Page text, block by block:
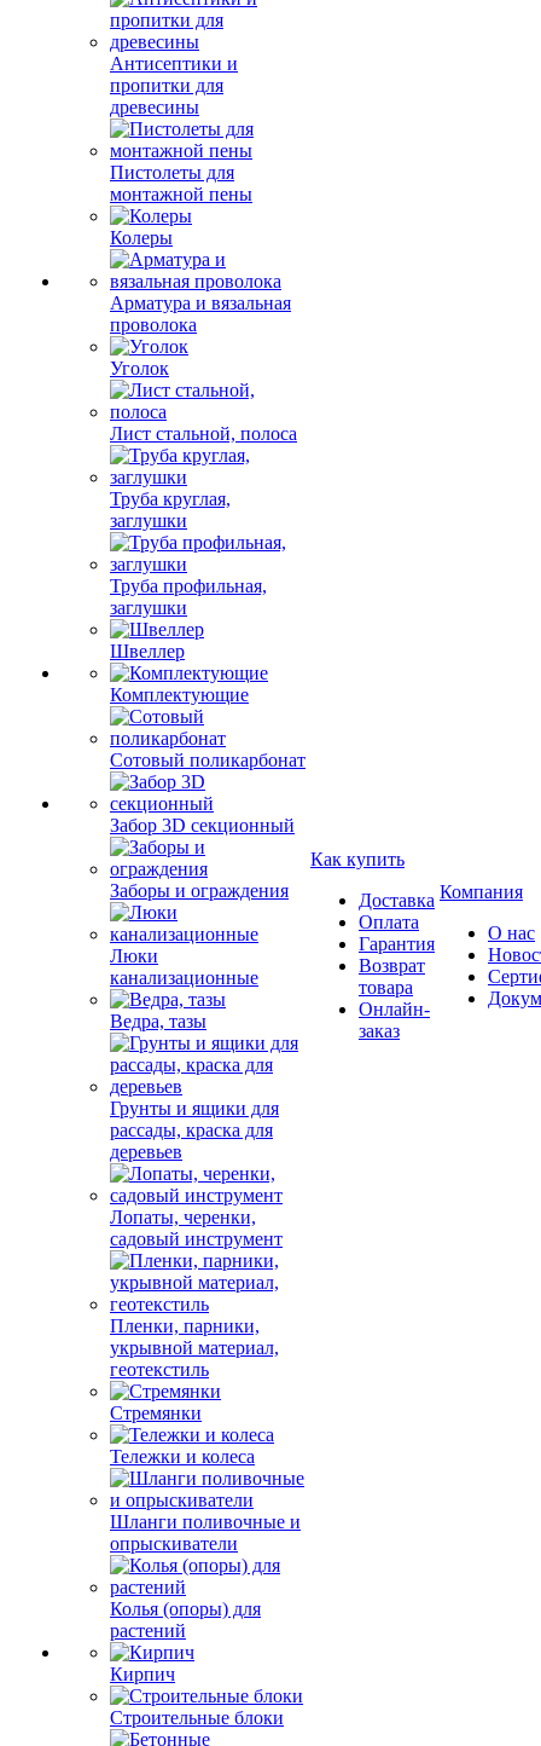
Антисептики и
пропитки для
древесины
Пистолеты для
монтажной пены
Колеры
Арматура и вязальная
проволока
Уголок
Лист стальной, полоса
Труба круглая,
заглушки
Труба профильная,
заглушки
Швеллер
Комплектующие
Сотовый поликарбонат
Забор 3D секционный
Заборы и ограждения
Люки
канализационные
Ведра, тазы
Грунты и ящики для
рассады, краска для
деревьев
Лопаты, черенки,
садовый инструмент
Пленки, парники,
укрывной материал,
геотекстиль
Стремянки
Тележки и колеса
Шланги поливочные и
опрыскиватели
Колья (опоры) для
растений
Кирпич
Строительные блоки
Как купить
Доставка
Оплата
Гарантия
Возврат
товара
Онлайн-
заказ
Компания
О нас